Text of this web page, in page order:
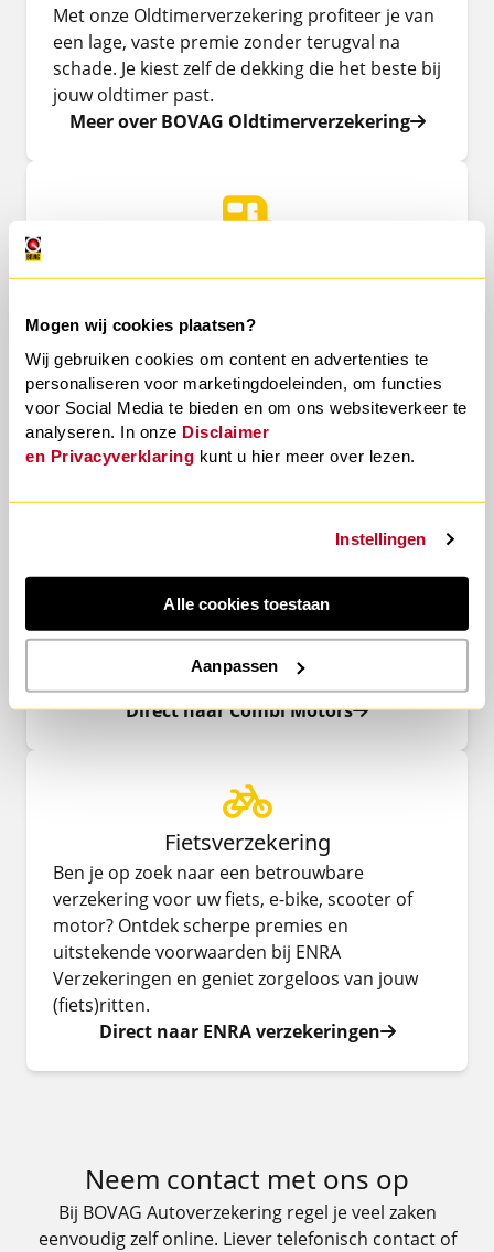
Mogen wij cookies plaatsen?
Wij gebruiken cookies om content en advertenties te
personaliseren voor marketingdoeleinden, om functies
voor Social Media te bieden en om ons websiteverkeer te
analyseren. In onze Disclaimer
en Privacyverklaring kunt u hier meer over lezen.
Instellingen
Alle cookies toestaan
Aanpassen
Met onze Oldtimerverzekering profiteer je van
een lage, vaste premie zonder terugval na
schade. Je kiest zelf de dekking die het beste bij
jouw oldtimer past.
Meer over BOVAG Oldtimerverzekering
Onze BOVAG Caravanverzekering biedt een
Profiteer van standaard hagelschade,
nieuwwaarderegeling tot 5 jaar en meer!
meer over BOVAG Caravanverzekering
Voor jouw motorverzekering kun je via BOVAG
Autoverzekering terecht bij Combi Motors
Verzekeringen. Vind hier een
motorverzekering met de beste voorwaarden
en een scherpe premie, zoals je van ons
Direct naar Combi Motors
Fietsverzekering
Ben je op zoek naar een betrouwbare
verzekering voor uw fiets, e-bike, scooter of
motor? Ontdek scherpe premies en
uitstekende voorwaarden bij ENRA
Verzekeringen en geniet zorgeloos van jouw
(fiets)ritten.
Direct naar ENRA verzekeringen
Neem contact met ons op
Bij BOVAG Autoverzekering regel je veel zaken
eenvoudig zelf online. Liever telefonisch contact of